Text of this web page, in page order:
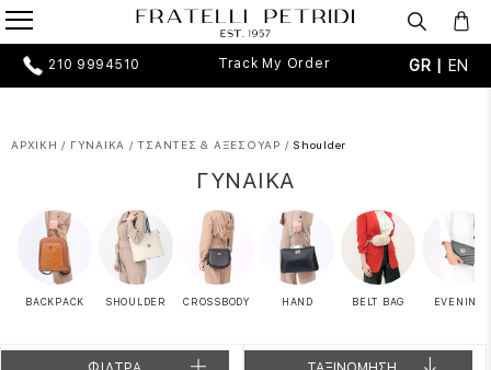
210 9994510 Track My Order GR | EN
ΑΡΧΙΚΗ / ΓΥΝΑΙΚΑ /ΤΣΑΝΤΕΣ & ΑΞΕΣΟΥΑΡ / Shoulder
ΓΥΝΑΙΚΑ
BACKPACK SHOULDER CROSSBODY HAND BELT BAG EVENING